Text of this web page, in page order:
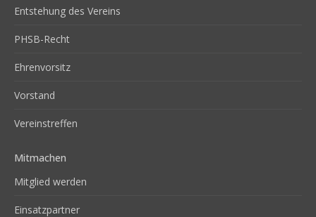
Entstehung des Vereins
PHSB-Recht
Ehrenvorsitz
Vorstand
Vereinstreffen
Mitmachen
Mitglied werden
Einsatzpartner